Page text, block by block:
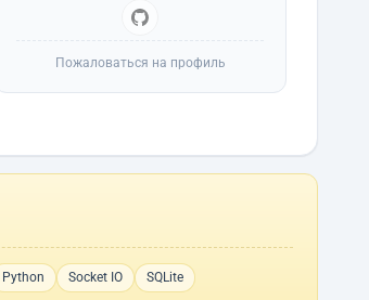
Пожаловаться на профиль
Python Socket IO
SQLite